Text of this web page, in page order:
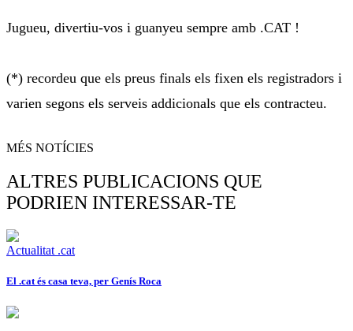
Jugueu, divertiu-vos i guanyeu sempre amb .CAT !
(*) recordeu que els preus finals els fixen els registradors i
varien segons els serveis addicionals que els contracteu.
MÉS NOTÍCIES
ALTRES PUBLICACIONS QUE
PODRIEN INTERESSAR-TE
Actualitat .cat
El .cat és casa teva, per Genís Roca